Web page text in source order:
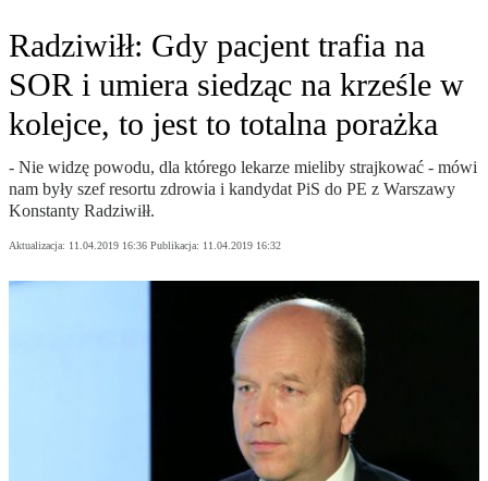
Radziwiłł: Gdy pacjent trafia na
SOR i umiera siedząc na krześle w
kolejce, to jest to totalna porażka
- Nie widzę powodu, dla którego lekarze mieliby strajkować - mówi
nam były szef resortu zdrowia i kandydat PiS do PE z Warszawy
Konstanty Radziwiłł.
Aktualizacja: 11.04.2019 16:36 Publikacja: 11.04.2019 16:32